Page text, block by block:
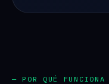
— POR QUÉ FUNCIONA